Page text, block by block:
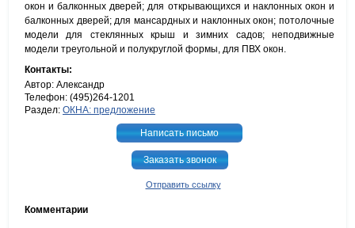
окон и балконных дверей; для открывающихся и наклонных окон и
балконных дверей; для мансардных и наклонных окон; потолочные
модели для стеклянных крыш и зимних садов; неподвижные
модели треугольной и полукруглой формы, для ПВХ окон.
Контакты:
Автор: Александр
Телефон: (495)264-1201
Раздел: ОКНА: предложение
Написать письмо
Заказать звонок
Отправить ссылку
Комментарии